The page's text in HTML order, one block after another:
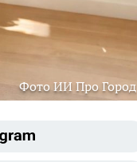
Фото ИИ Про Город